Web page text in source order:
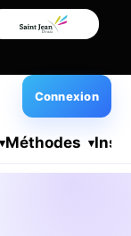
Méthodes
Connexion